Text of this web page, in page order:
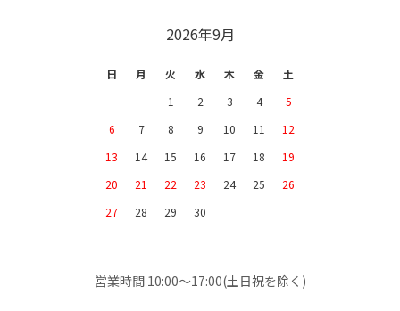
2026年9月
日 月 火 水 木 金
土
1
2 3 4
5
6
7 8 9 10 11
12
13
14 15 16 17 18
19
20
21 22 23 24 25
26
27
28 29 30
営業時間 10:00～17:00(土日祝を除く)